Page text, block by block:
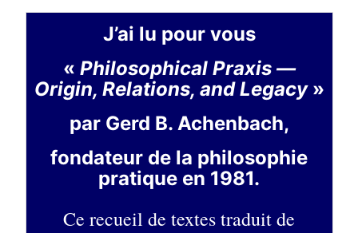
J’ai lu pour vous
« Philosophical Praxis —
Origin, Relations, and Legacy»
par Gerd B. Achenbach,
fondateur de la philosophie
pratique en 1981.
Ce recueil de textes traduit de